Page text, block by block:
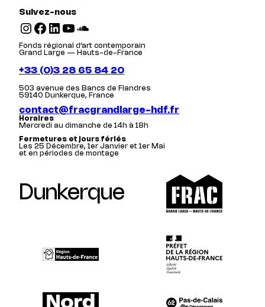
Suivez-nous
Instagram Facebook LinkedIn YouTube SoundCloud
Fonds régional d’art contemporain
Grand Large — Hauts-de-France
+33 (0)3 28 65 84 20
503 avenue des Bancs de Flandres
59140 Dunkerque, France
contact@fracgrandlarge-hdf.fr
Horaires
Mercredi au dimanche de 14h à 18h
Fermetures et jours fériés
Les 25 Décembre, 1er Janvier et 1er Mai
et en périodes de montage
Dunkerque